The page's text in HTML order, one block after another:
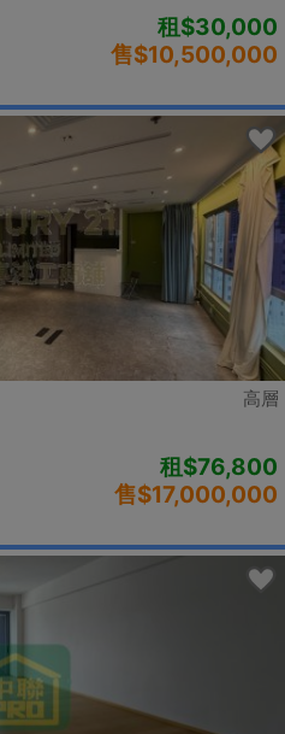
租$30,000
售$10,500,000
高層
租$76,800
售$17,000,000